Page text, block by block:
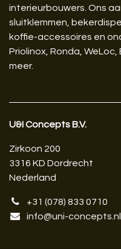
interieurbouwers. Ons
sluitklemmen,
koffie-accessoires en
Priolinox, Ronda, WeLoc,
meer.
U&I Concepts B.V.​
Zirkoon 200
3316 KD Dordrecht
Nederland
+31 (078) 833 0710
info@uni-concepts.nl